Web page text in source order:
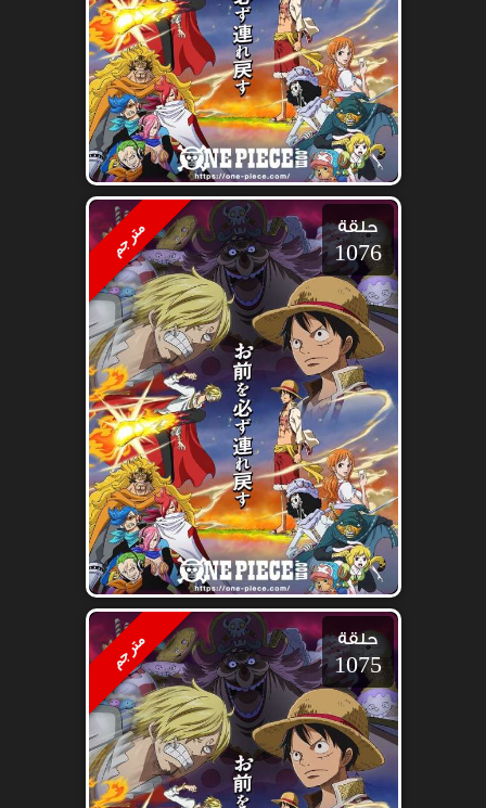
مترجم حلقة
1076
مترجم حلقة
1075